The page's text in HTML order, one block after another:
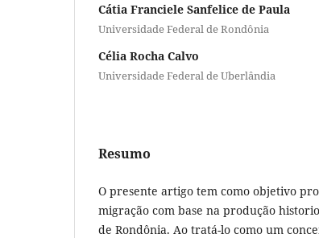
Cátia Franciele Sanfelice de Paula
Universidade Federal de Rondônia
Célia Rocha Calvo
Universidade Federal de Uberlândia
Resumo
O presente artigo tem como objetivo
migração com base na produção
de Rondônia. Ao tratá-lo como um